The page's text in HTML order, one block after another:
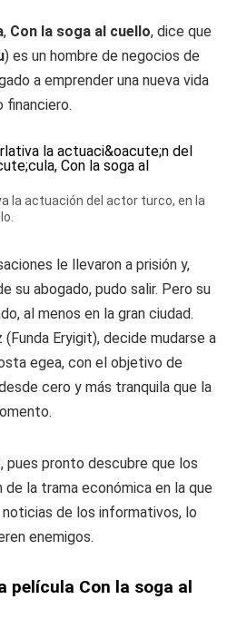
, Con la soga al cuello, dice que
) es un hombre de negocios de
a emprender una nueva vida
financiero.
la actuación del actor turco, en la
le llevaron a prisión y,
su abogado, pudo salir. Pero su
al menos en la gran ciudad.
Eryigit), decide mudarse a
egea, con el objetivo de
cero y más tranquila que la
pues pronto descubre que los
de la trama económica en la que
de los informativos, lo
enemigos.
película Con la soga al